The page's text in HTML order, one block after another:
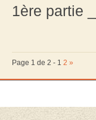
1ère partie
Page 1 de 2 - 1 2 »